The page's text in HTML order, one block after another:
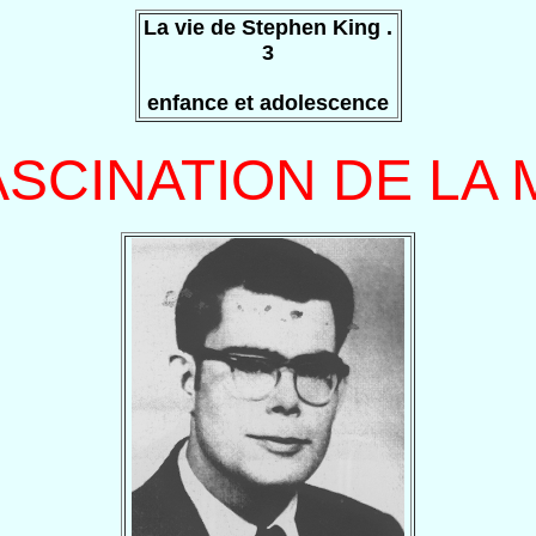
La vie de Stephen King .
3
enfance et adolescence
DE LA